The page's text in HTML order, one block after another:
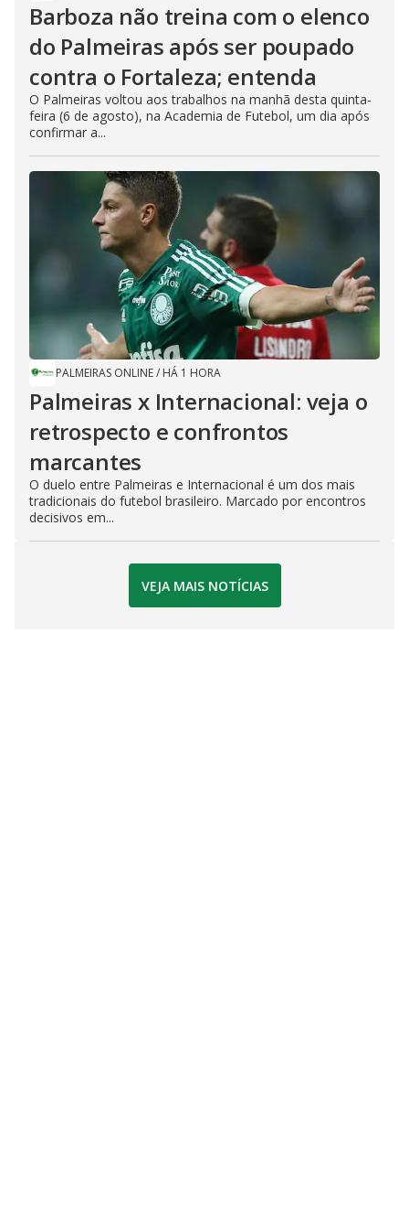
Barboza não treina com o elenco
do Palmeiras após ser poupado
contra o Fortaleza; entenda
O Palmeiras voltou aos trabalhos na manhã desta quinta-
feira (6 de agosto), na Academia de Futebol, um dia após
confirmar a...
PALMEIRAS ONLINE/ HÁ 1 HORA
Palmeiras x Internacional: veja o
retrospecto e confrontos
marcantes
O duelo entre Palmeiras e Internacional é um dos mais
tradicionais do futebol brasileiro. Marcado por encontros
decisivos em...
VEJA MAIS NOTÍCIAS